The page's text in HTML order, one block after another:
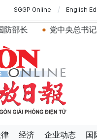
SGGP Online English
党中央总书记、国家主席
经济 企业动态 国